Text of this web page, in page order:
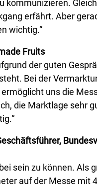
kommunizieren.
erfährt. Aber
wichtig.“
Fruits
der guten
Bei der
uns die
die Marktlage sehr
sein zu können.
auf der Messe mit